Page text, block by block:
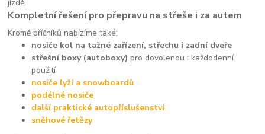
jízdě.
Kompletní řešení pro přepravu na střeše i za autem
Kromě příčníků nabízíme také:
nosiče kol na tažné zařízení, střechu i zadní dveře
střešní boxy (autoboxy) pro dovolenou i každodenní
použití
nosiče lyží a snowboardů
podélné nosiče
další praktické autopříslušenství
sněhové řetězy